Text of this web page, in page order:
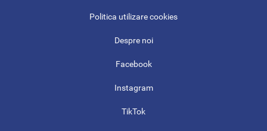
Politica utilizare cookies
Despre noi
Facebook
Instagram
TikTok